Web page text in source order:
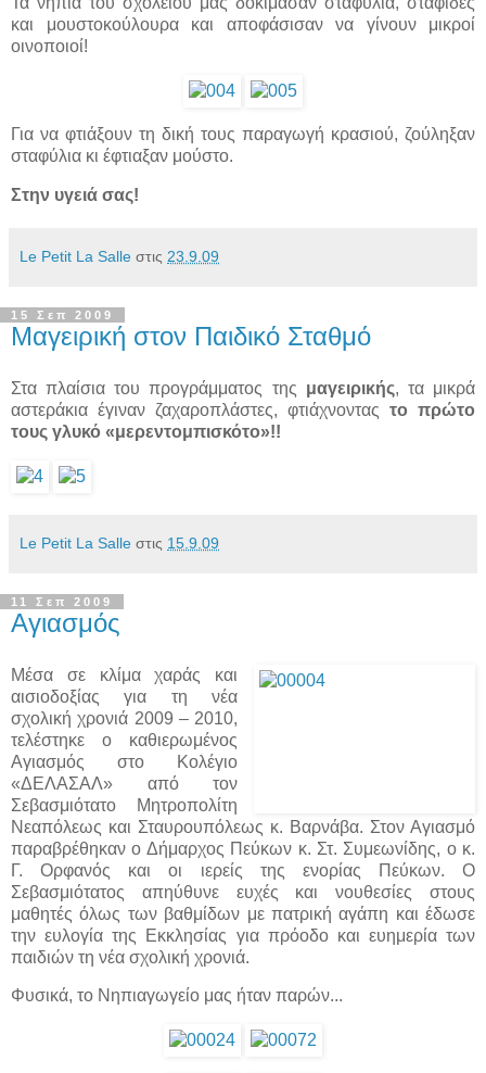
και μουστοκούλουρα και αποφάσισαν να γίνουν μικροί
οινοποιοί!
Για να φτιάξουν τη δική τους παραγωγή κρασιού, ζούληξαν
σταφύλια κι έφτιαξαν μούστο.
Στην υγειά σας!
Le Petit La Salle στις 23.9.09
15 Σεπ 2009
Μαγειρική στον Παιδικό Σταθμό
Στα πλαίσια του προγράμματος της μαγειρικής, τα μικρά
αστεράκια έγιναν ζαχαροπλάστες, φτιάχνοντας το πρώτο
τους γλυκό «μερεντομπισκότο»!!
Le Petit La Salle στις 15.9.09
11 Σεπ 2009
Αγιασμός
Μέσα σε κλίμα χαράς και
αισιοδοξίας για τη νέα
σχολική χρονιά 2009 – 2010,
τελέστηκε ο καθιερωμένος
Αγιασμός στο Κολέγιο
«ΔΕΛΑΣΑΛ» από τον
Σεβασμιότατο Μητροπολίτη
Νεαπόλεως και Σταυρουπόλεως κ. Βαρνάβα. Στον Αγιασμό
παραβρέθηκαν ο Δήμαρχος Πεύκων κ. Στ. Συμεωνίδης, ο κ.
Γ. Ορφανός και οι ιερείς της ενορίας Πεύκων. Ο
Σεβασμιότατος απηύθυνε ευχές και νουθεσίες στους
μαθητές όλως των βαθμίδων με πατρική αγάπη και έδωσε
την ευλογία της Εκκλησίας για πρόοδο και ευημερία των
παιδιών τη νέα σχολική χρονιά.
Φυσικά, το Νηπιαγωγείο μας ήταν παρών...